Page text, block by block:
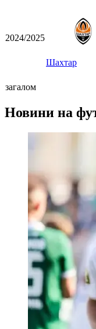
2024/2025
Шахтар
загалом
Новини на